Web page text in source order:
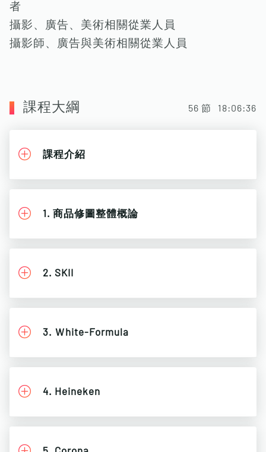
者
攝影、廣告、美術相關從業人員
攝影師、廣告與美術相關從業人員
課程大綱 56 節 18:06:36
課程介紹
1. 商品修圖整體概論
2. SKII
3. Ｗhite-Formula
4. Heineken